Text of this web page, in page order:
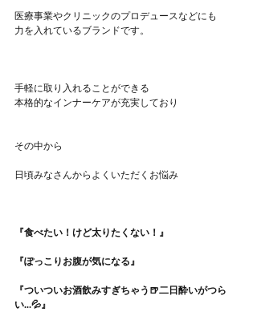
医療事業やクリニックのプロデュースなどにも
力を入れているブランドです。
手軽に取り入れることができる
本格的なインナーケアが充実しており
その中から
日頃みなさんからよくいただくお悩み
『食べたい！けど太りたくない！』
『ぽっこりお腹が気になる』
『ついついお酒飲みすぎちゃう🍺二日酔いがつら
い...💦』